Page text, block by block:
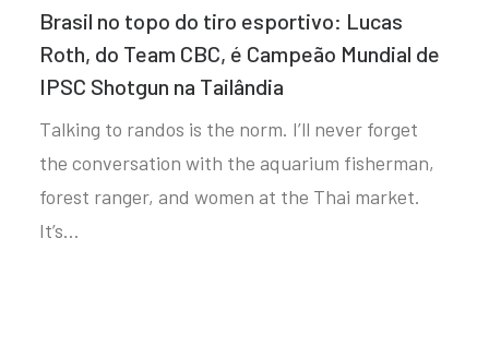
Brasil no topo do tiro esportivo: Lucas
Roth, do Team CBC, é Campeão Mundial de
IPSC Shotgun na Tailândia
Talking to randos is the norm. I’ll never forget
the conversation with the aquarium fisherman,
forest ranger, and women at the Thai market.
It’s…